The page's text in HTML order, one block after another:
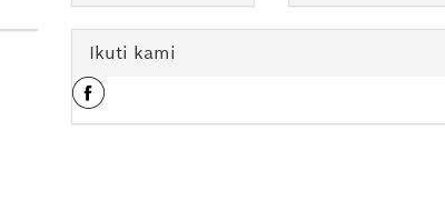
Ikuti kami